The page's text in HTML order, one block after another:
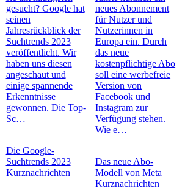
gesucht? Google hat
seinen
Jahresrückblick der
Suchtrends 2023
veröffentlicht. Wir
haben uns diesen
angeschaut und
einige spannende
Erkenntnisse
gewonnen. Die Top-
Sc…
Die Google-
Suchtrends 2023
Kurznachrichten
neues Abonnement
für Nutzer und
Nutzerinnen in
Europa ein. Durch
das neue
kostenpflichtige Abo
soll eine werbefreie
Version von
Facebook und
Instagram zur
Verfügung stehen.
Wie e…
Das neue Abo-
Modell von Meta
Kurznachrichten